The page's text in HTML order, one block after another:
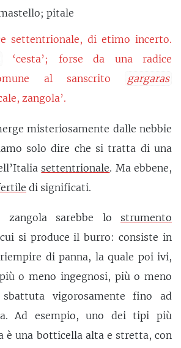
pitale
settentrionale, di etimo incerto.
‘cesta’; forse da una radice
al sanscrito
gargaras
zangola’.
misteriosamente dalle nebbie
solo dire che si tratta di una
settentrionale. Ma ebbene,
di significati.
zangola sarebbe lo strumento
si produce il burro: consiste in
di panna, la quale poi ivi,
o meno ingegnosi, più o meno
vigorosamente fino ad
Ad esempio, uno dei tipi più
è una botticella alta e stretta, con